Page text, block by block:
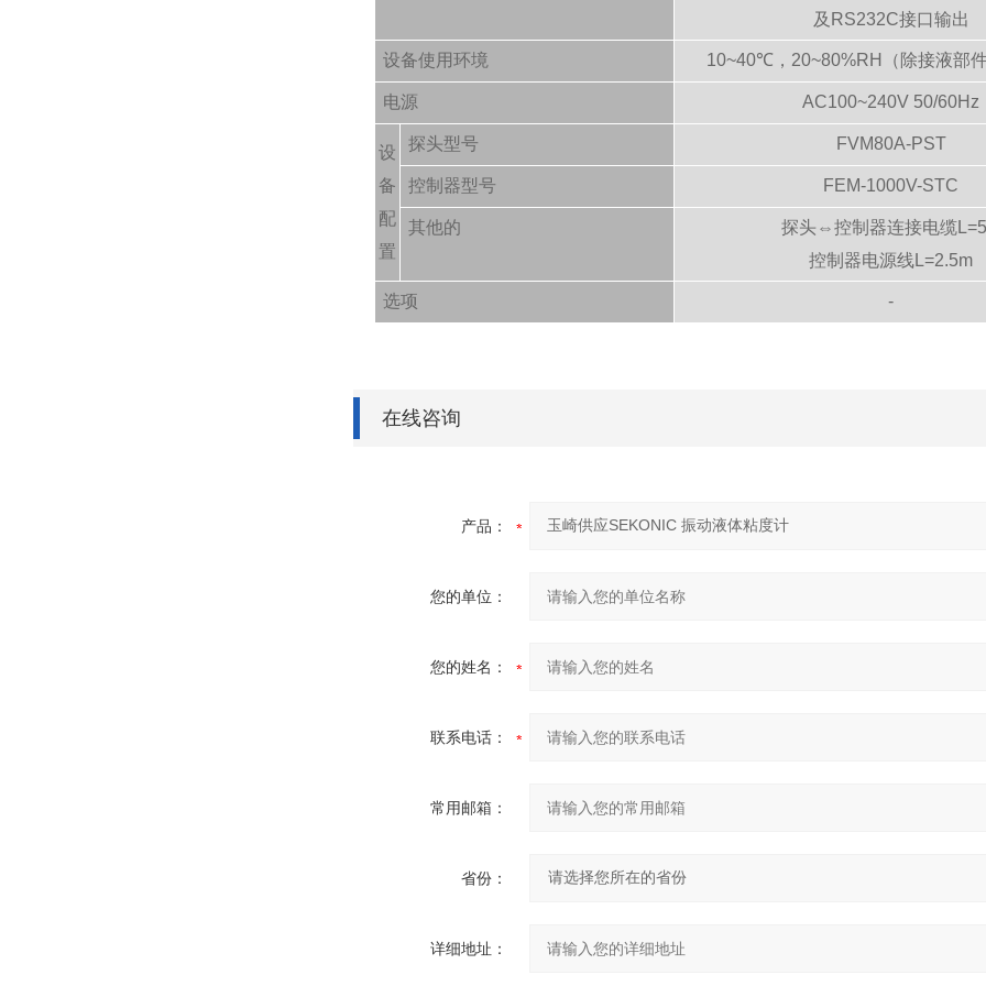
及RS232C接口输出
设备使用环境 10~40℃，20~80%RH（除接液部件
电源 AC100~240V 50/60Hz
设
备
配
置
探头型号 FVM80A-PST
控制器型号 FEM-1000V-STC
其他的
探头⇔控制器连接电缆
控制器电源线L=2.5m
选项 -
在线咨询
产品：
您的单位：
您的姓名：
联系电话：
常用邮箱：
省份：
详细地址：